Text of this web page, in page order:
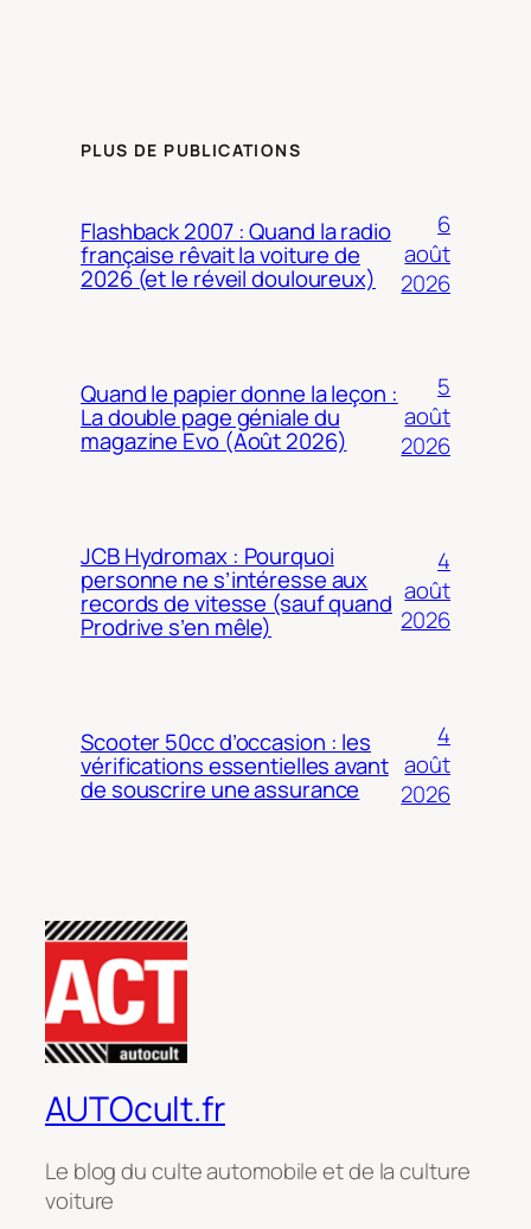
PLUS DE PUBLICATIONS
Flashback 2007 : Quand la radio
française rêvait la voiture de
2026 (et le réveil douloureux)
6
août
2026
Quand le papier donne la leçon :
La double page géniale du
magazine Evo (Août 2026)
5
août
2026
JCB Hydromax : Pourquoi
personne ne s’intéresse aux
records de vitesse (sauf quand
Prodrive s’en mêle)
4
août
2026
Scooter 50cc d’occasion : les
vérifications essentielles avant
de souscrire une assurance
4
août
2026
AUTOcult.fr
Le blog du culte automobile et de la culture
voiture